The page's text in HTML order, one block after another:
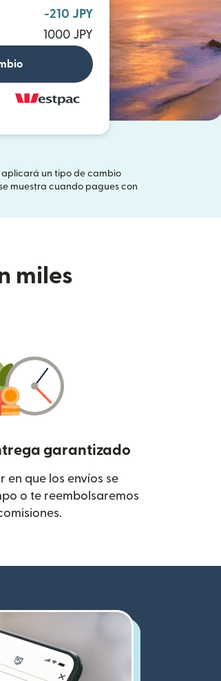
-210 JPY
1000 JPY
aplicará un tipo de cambio
muestra cuando pagues con
miles
garantizado
en que los envíos se
o te reembolsaremos